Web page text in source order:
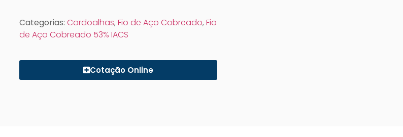
Categorias: Cordoalhas, Fio de Aço Cobreado, Fio
de Aço Cobreado 53% IACS
Cotação Online